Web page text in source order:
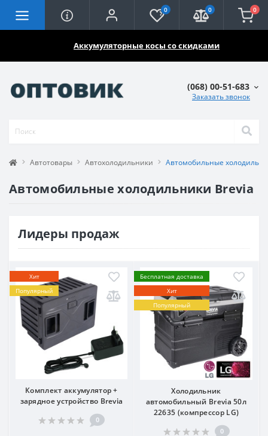
Аккумуляторные косы со скидками
0 0 0
(068) 00-51-683
Заказать звонок
Автотовары Автохолодильники Автомобильные
Автомобильные холодильники Brevia
Лидеры продаж
Хит
Популярный
Комплект аккумулятор +
зарядное устройство Brevia
0
Бесплатная доставка
Хит
Популярный
Холодильник
автомобильный Brevia 50л
22635 (компрессор LG)
0